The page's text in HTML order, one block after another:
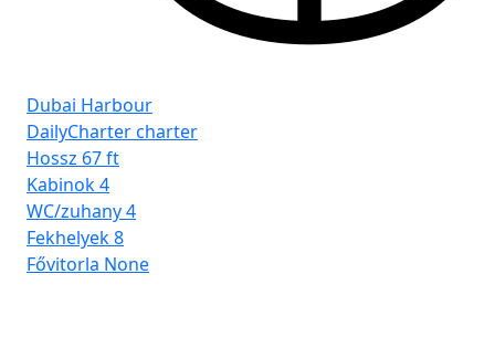
Dubai Harbour
DailyCharter charter
Hossz 67 ft
Kabinok4
WC/zuhany4
Fekhelyek8
Fővitorla None